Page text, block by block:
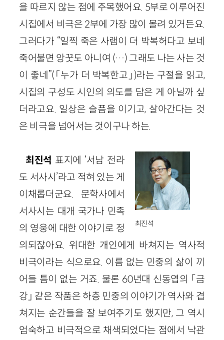
을 따르지 않는 점에 주목했어요. 5부로 이루어진
시집에서 비극은 2부에 가장 많이 몰려 있거든요.
그러다가 “일찍 죽은 사램이 더 박복허다고 보네
죽어불면 앙꿋도 아니여 (…) 그래도 나는 사는 것
이 좋네”(「누가 더 박복한고」)라는 구절을 읽고,
시집의 구성도 시인의 의도를 담은 게 아닐까 싶
더라고요. 일상은 슬픔을 이기고, 살아간다는 것
은 비극을 넘어서는 것이구나 하는.
최진석
최진석 표지에 ‘서남 전라
도 서사시’라고 적혀 있는 게
이채롭더군요. 문학사에서
서사시는 대개 국가나 민족
의 영웅에 대한 이야기로 정
의되잖아요. 위대한 개인에게 바쳐지는 역사적
비극이라는 식으로요. 이름 없는 민중의 삶이 끼
어들 틈이 없는 거죠. 물론 60년대 신동엽의 「금
강」 같은 작품은 하층 민중의 이야기가 역사와 겹
쳐지는 순간들을 잘 보여주기도 했지만, 그 역시
엄숙하고 비극적으로 채색되었다는 점에서 낙관